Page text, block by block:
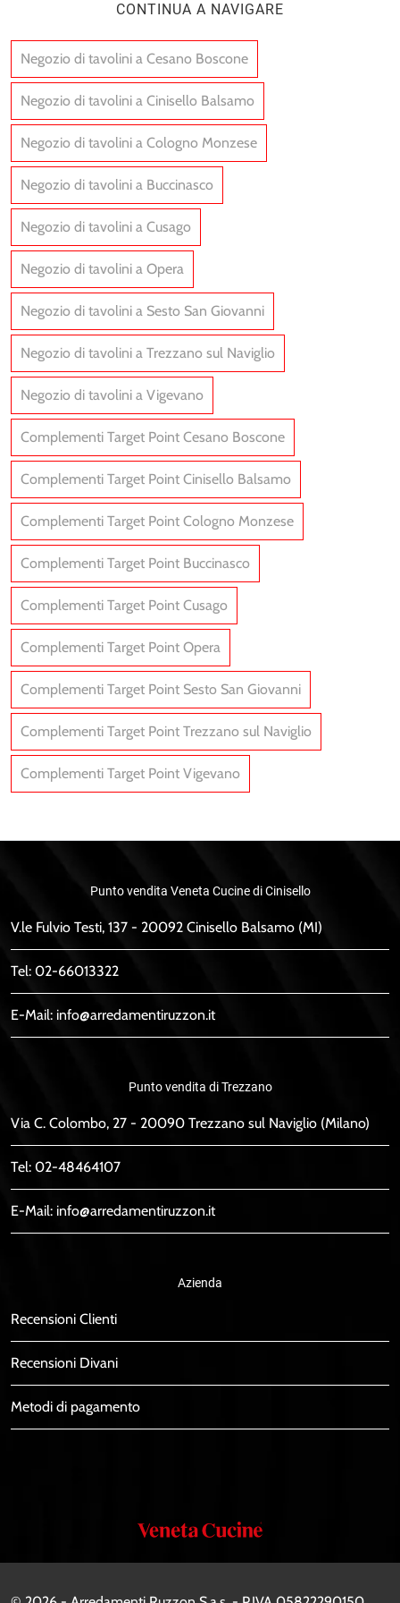
CONTINUA A NAVIGARE
Negozio di tavolini a Cesano Boscone
Negozio di tavolini a Cinisello Balsamo
Negozio di tavolini a Cologno Monzese
Negozio di tavolini a Buccinasco
Negozio di tavolini a Cusago
Negozio di tavolini a Opera
Negozio di tavolini a Sesto San Giovanni
Negozio di tavolini a Trezzano sul Naviglio
Negozio di tavolini a Vigevano
Complementi Target Point Cesano Boscone
Complementi Target Point Cinisello Balsamo
Complementi Target Point Cologno Monzese
Complementi Target Point Buccinasco
Complementi Target Point Cusago
Complementi Target Point Opera
Complementi Target Point Sesto San Giovanni
Complementi Target Point Trezzano sul Naviglio
Complementi Target Point Vigevano
Punto vendita Veneta Cucine di Cinisello
V.le Fulvio Testi, 137 - 20092 Cinisello Balsamo (MI)
Tel: 02-66013322
E-Mail: info@arredamentiruzzon.it
Punto vendita di Trezzano
Via C. Colombo, 27 - 20090 Trezzano sul Naviglio (Milano)
Tel: 02-48464107
E-Mail: info@arredamentiruzzon.it
Azienda
Recensioni Clienti
Recensioni Divani
Metodi di pagamento
Veneta